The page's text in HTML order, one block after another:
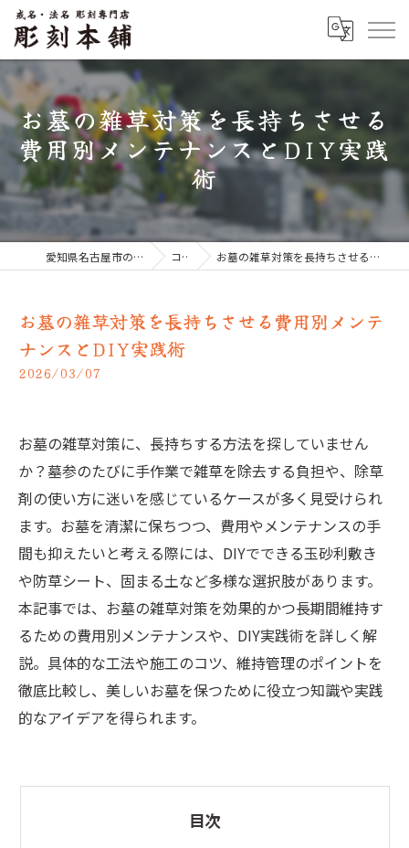
お墓の雑草対策を長持ちさせる
費用別メンテナンスとDIY実践
術
愛知県名古屋市のお墓なら彫刻本舗 コラム お墓の雑草対策を長持ちさせる費用別メンテナンスとDIY実践術
お墓の雑草対策を長持ちさせる費用別メンテ
ナンスとDIY実践術
2026/03/07
お墓の雑草対策に、長持ちする方法を探していません
か？墓参のたびに手作業で雑草を除去する負担や、除草
剤の使い方に迷いを感じているケースが多く見受けられ
ます。お墓を清潔に保ちつつ、費用やメンテナンスの手
間も抑えたいと考える際には、DIYでできる玉砂利敷き
や防草シート、固まる土など多様な選択肢があります。
本記事では、お墓の雑草対策を効果的かつ長期間維持す
るための費用別メンテナンスや、DIY実践術を詳しく解
説。具体的な工法や施工のコツ、維持管理のポイントを
徹底比較し、美しいお墓を保つために役立つ知識や実践
的なアイデアを得られます。
目次